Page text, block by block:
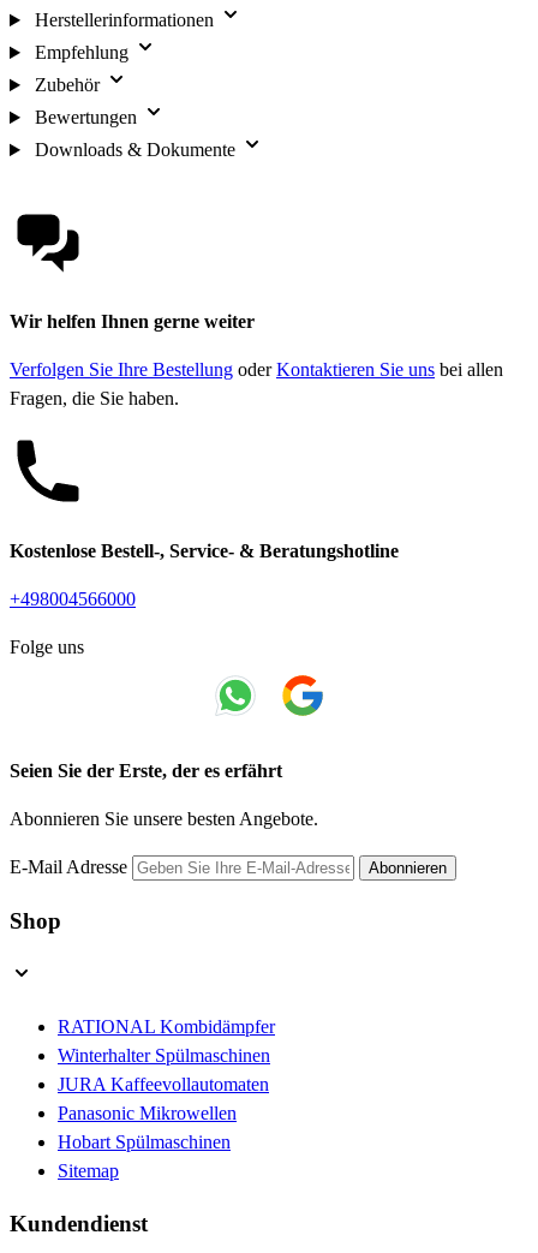
Herstellerinformationen
Empfehlung
Zubehör
Bewertungen
Downloads & Dokumente
Wir helfen Ihnen gerne weiter
Verfolgen Sie Ihre Bestellung oderKontaktieren Sie uns bei allen
Fragen, die Sie haben.
Kostenlose Bestell-, Service- & Beratungshotline
+498004566000
Folge uns
Seien Sie der Erste, der es erfährt
Abonnieren Sie unsere besten Angebote.
E-Mail Adresse Abonnieren
Shop
RATIONAL Kombidämpfer
Winterhalter Spülmaschinen
JURA Kaffeevollautomaten
Panasonic Mikrowellen
Hobart Spülmaschinen
Sitemap
Kundendienst